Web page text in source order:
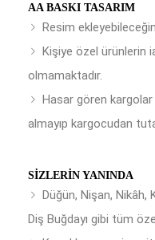
AA BASKI TASARIM
Resim
Kişiye özel ürünlerin
olmamaktadır.
Hasar gören
almayıp kargocudan
SIZLERIN YANINDA
Düğün, Nişan, Nikâh,
Diş Buğdayı gibi tüm